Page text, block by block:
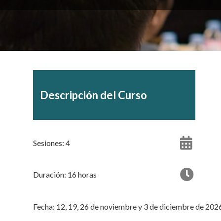
Descripción del Curso
Sesiones: 4
Duración: 16 horas
Fecha: 12, 19, 26 de noviembre y 3 de diciembre de